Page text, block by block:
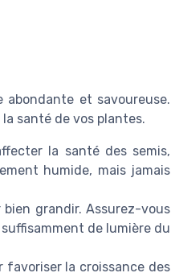
et savoureuse.
santé de vos plantes.
la santé des semis,
humide, mais jamais
grandir. Assurez-vous
de lumière du
la croissance des